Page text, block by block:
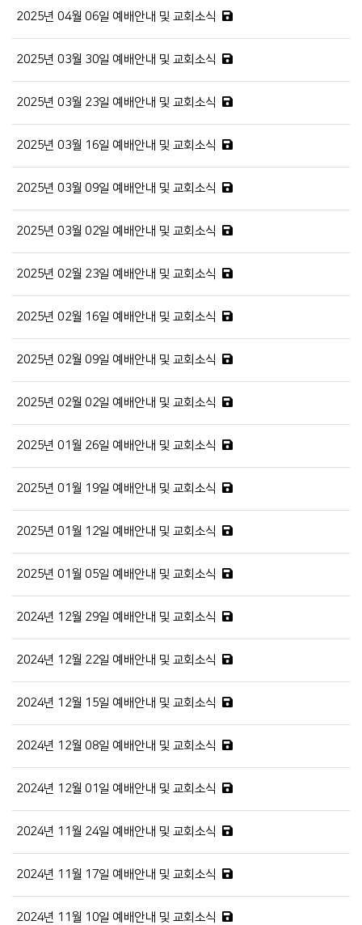
2025년 04월 06일 예배안내 및 교회소식
2025년 03월 30일 예배안내 및 교회소식
2025년 03월 23일 예배안내 및 교회소식
2025년 03월 16일 예배안내 및 교회소식
2025년 03월 09일 예배안내 및 교회소식
2025년 03월 02일 예배안내 및 교회소식
2025년 02월 23일 예배안내 및 교회소식
2025년 02월 16일 예배안내 및 교회소식
2025년 02월 09일 예배안내 및 교회소식
2025년 02월 02일 예배안내 및 교회소식
2025년 01월 26일 예배안내 및 교회소식
2025년 01월 19일 예배안내 및 교회소식
2025년 01월 12일 예배안내 및 교회소식
2025년 01월 05일 예배안내 및 교회소식
2024년 12월 29일 예배안내 및 교회소식
2024년 12월 22일 예배안내 및 교회소식
2024년 12월 15일 예배안내 및 교회소식
2024년 12월 08일 예배안내 및 교회소식
2024년 12월 01일 예배안내 및 교회소식
2024년 11월 24일 예배안내 및 교회소식
2024년 11월 17일 예배안내 및 교회소식
2024년 11월 10일 예배안내 및 교회소식